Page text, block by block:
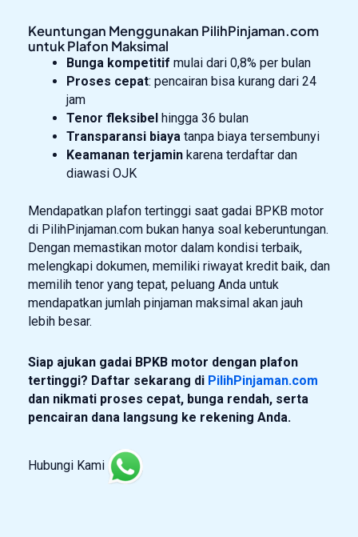
Keuntungan Menggunakan PilihPinjaman.com
untuk Plafon Maksimal
Bunga kompetitif mulai dari 0,8% per bulan
Proses cepat: pencairan bisa kurang dari 24
jam
Tenor fleksibel hingga 36 bulan
Transparansi biaya tanpa biaya tersembunyi
Keamanan terjamin karena terdaftar dan
diawasi OJK
Mendapatkan plafon tertinggi saat gadai BPKB motor
di PilihPinjaman.com bukan hanya soal keberuntungan.
Dengan memastikan motor dalam kondisi terbaik,
melengkapi dokumen, memiliki riwayat kredit baik, dan
memilih tenor yang tepat, peluang Anda untuk
mendapatkan jumlah pinjaman maksimal akan jauh
lebih besar.
Siap ajukan gadai BPKB motor dengan plafon
tertinggi? Daftar sekarang di PilihPinjaman.com
dan nikmati proses cepat, bunga rendah, serta
pencairan dana langsung ke rekening Anda.
Hubungi Kami